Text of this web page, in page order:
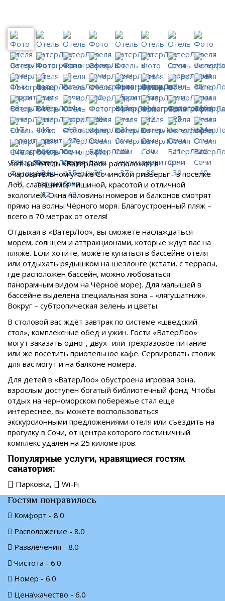
Уютный отель «ВатерЛоо» расположен в
очаровательном уголке Сочинской ривьеры – в посёлке
Лоо, славящимся тишиной, красотой и отличной
экологией. Окна половины номеров и балконов смотрят
прямо на волны Чёрного моря. Благоустроенный пляж –
всего в 70 метрах от отеля!
Отдыхая в «ВатерЛоо», вы сможете наслаждаться
морем, солнцем и аттракционами, которые ждут вас на
пляже. Если хотите, можете купаться в бассейне отеля
или отдыхать рядышком на шезлонге (кстати, с террасы,
где расположен бассейн, можно любоваться
панорамным видом на Чёрное море). Для малышей в
бассейне выделена специальная зона – «лягушатник».
Вокруг – субтропическая зелень и цветы.
В столовой вас ждёт завтрак по системе «шведский
стол», комплексные обед и ужин. Гости «ВатерЛоо»
могут заказать одно-, двух- или трёхразовое питание
или же посетить приотельное кафе. Сервировать столик
для вас могут и на балконе номера.
Для детей в «ВатерЛоо» обустроена игровая зона,
взрослым доступен богатый библиотечный фонд. Чтобы
отдых на черноморском побережье стал еще
интереснее, вы можете воспользоваться
экскурсионными предложениями отеля или съездить на
прогулку в Сочи, от центра которого гостиничный
комплекс удален на 25 километров.
Популярные услуги, нравящиеся гостям
санатория:
Парковка, Wi-Fi
Гостям понравилось
Комфорт - 8.0
Расположение - 8.0
Развлечения - 8.0
Чистота - 6.0
Номер - 6.0
Цена\качество - 6.0